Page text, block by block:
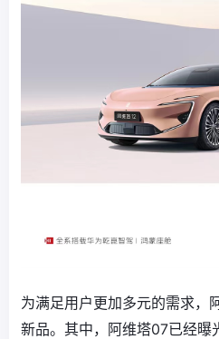
为满足用户更加多元的需求，
新品。其中，阿维塔07已经曝